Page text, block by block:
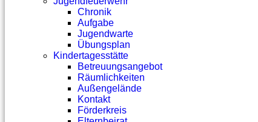
Chronik
Aufgabe
Jugendwarte
Übungsplan
Kindertagesstätte
Betreuungsangebot
Räumlichkeiten
Außengelände
Kontakt
Förderkreis